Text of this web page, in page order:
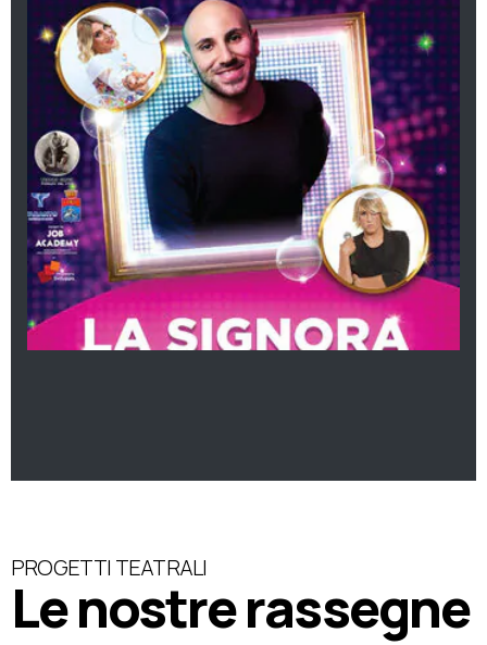
PROGETTI TEATRALI
Le nostre rassegne